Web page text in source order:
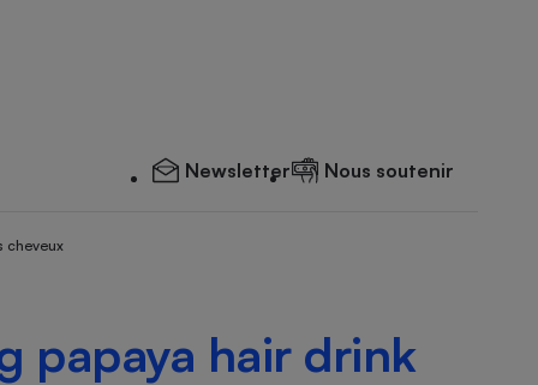
Newsletter Nous soutenir
cheveux
papaya hair drink